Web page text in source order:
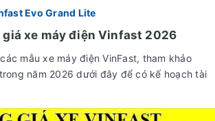
Evo Grand Lite
giá xe máy điện Vinfast 2026
mẫu xe máy điện VinFast, tham khảo
năm 2026 dưới đây để có kế hoạch tài